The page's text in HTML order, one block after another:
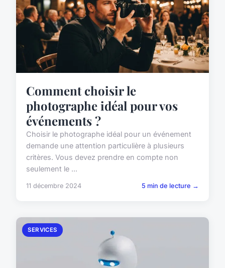
Comment choisir le
photographe idéal pour vos
événements ?
Choisir le photographe idéal pour un événement
demande une attention particulière à plusieurs
critères. Vous devez prendre en compte non
seulement le ...
11 décembre 2024 5 min de lecture →
SERVICES